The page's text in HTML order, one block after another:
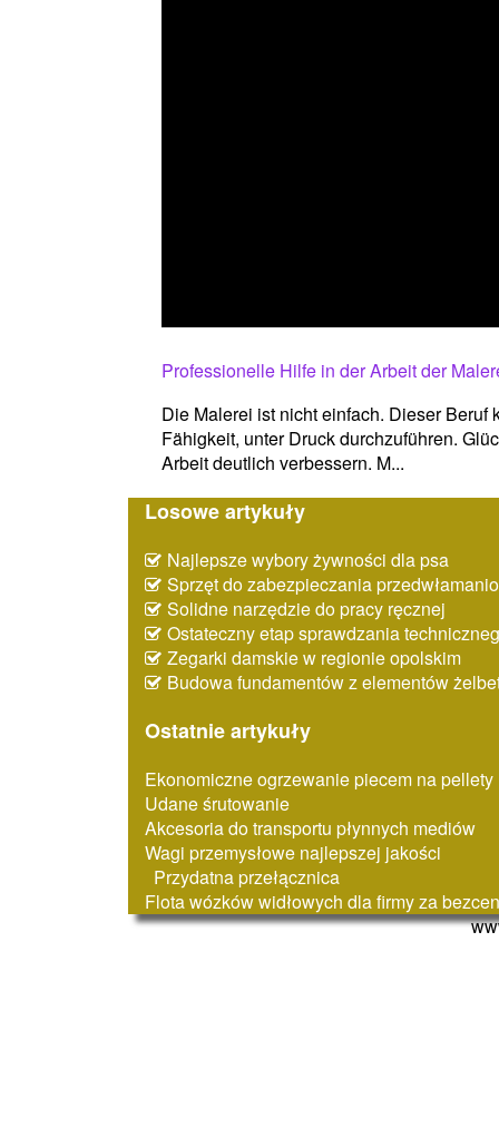
Professionelle Hilfe in der Arbeit der
Die Malerei ist nicht einfach. Dieser
Fähigkeit, unter Druck durchzuführen.
Arbeit deutlich verbessern. M...
Losowe artykuły
Najlepsze wybory żywności dla psa
Sprzęt do zabezpieczania
Solidne narzędzie do pracy ręcznej
Ostateczny etap sprawdzania
Zegarki damskie w regionie opolskim
Budowa fundamentów z elementów
Ostatnie artykuły
Ekonomiczne ogrzewanie piecem na pellety
Udane śrutowanie
Akcesoria do transportu płynnych mediów
Wagi przemysłowe najlepszej jakości
Przydatna przełącznica
Flota wózków widłowych dla firmy za